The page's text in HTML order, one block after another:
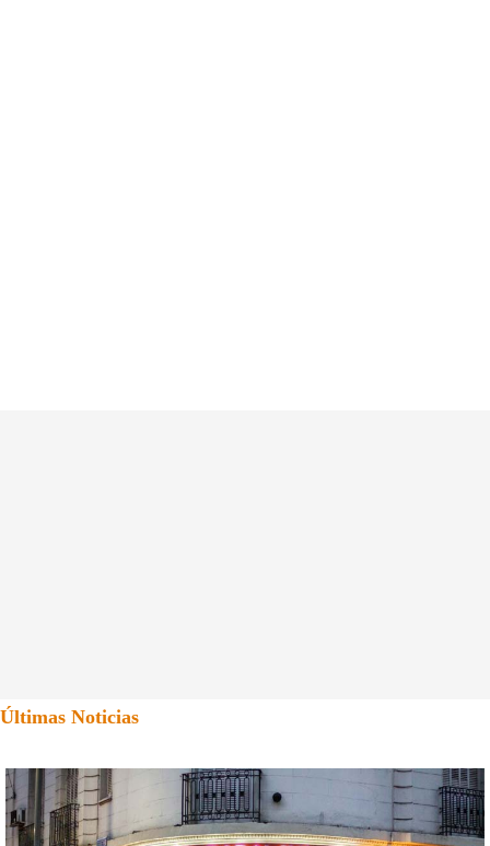
Últimas Noticias